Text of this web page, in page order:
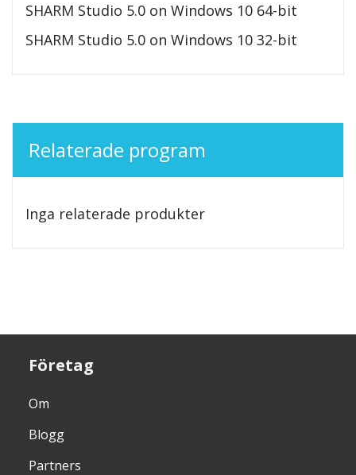
SHARM Studio 5.0 on Windows 10 64-bit
SHARM Studio 5.0 on Windows 10 32-bit
Relaterade program
Inga relaterade produkter
Företag
Om
Blogg
Partners